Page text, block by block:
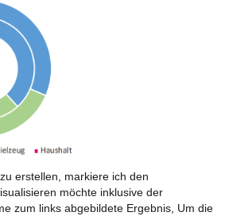
erstellen, markiere ich den
möchte inklusive der
zum links abgebildete Ergebnis, Um die